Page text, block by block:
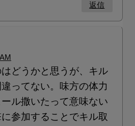
返信
どうかと思うが、キル
ってない。味方の体力
ル撒いたって意味ない
参加することでキル取